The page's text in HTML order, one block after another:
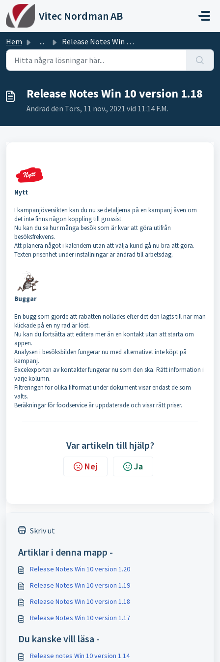
Hoppa över till huvudinnehåll
Vitec Nordman AB
Hem ... Release Notes Win 10 version 1.18
Release Notes Win 10 version 1.18
Ändrad den Tors, 11 nov., 2021 vid 11:14 F.M.
Nytt
I kampanjöversikten kan du nu se detaljerna på en kampanj även om
det inte finns någon koppling till grossist.
Nu kan du se hur många besök som är kvar att göra utifrån
besöksfrekvens.
Att planera något i kalendern utan att välja kund gå nu bra att göra.
Texten prisenhet under inställningar är ändrad till arbetsdag.
Buggar
En bugg som gjorde att rabatten nollades efter det den lagts till när man
klickade på en ny rad är löst.
Nu kan du fortsätta att editera mer än en kontakt utan att starta om
appen.
Analysen i besöksbilden fungerar nu med alternativet inte köpt på
kampanj.
Excelexporten av kontakter fungerar nu som den ska. Rätt information i
varje kolumn.
Filtreringen för olika filformat under dokument visar endast de som
valts.
Beräkningar för foodservice är uppdaterade och visar rätt priser.
Var artikeln till hjälp?
Nej Ja
Skriv ut
Artiklar i denna mapp -
Release Notes Win 10 version 1.20
Release Notes Win 10 version 1.19
Release Notes Win 10 version 1.18
Release Notes Win 10 version 1.17
Du kanske vill läsa -
Release notes Win 10 version 1.14